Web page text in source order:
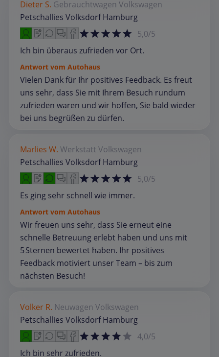
Dieter S. Gebrauchtwagen Volkswagen
Petschallies Volksdorf Hamburg
5,0/5
Ich bin überaus zufrieden vor Ort.
Antwort vom Autohaus
Vielen Dank für Ihr positives Feedback. Es freut
uns sehr, dass Sie mit Ihrem Besuch rundum
zufrieden waren und wir hoffen, Sie bald wieder
bei uns begrüßen zu dürfen.
Marlies W. Werkstatt Volkswagen
Petschallies Volksdorf Hamburg
5,0/5
Es ging sehr schnell wie immer.
Antwort vom Autohaus
Wir freuen uns sehr, dass Sie erneut eine
schnelle Betreuung erlebt haben und uns mit
5 Sternen bewertet haben. Ihr positives
Feedback motiviert unser Team – bis zum
nächsten Besuch!
Volker R. Neuwagen Volkswagen
Petschallies Volksdorf Hamburg
4,0/5
Ich bin sehr zufrieden.